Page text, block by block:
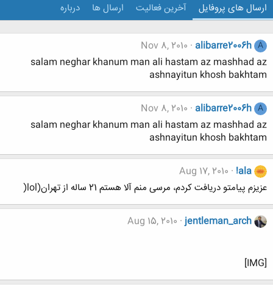
ارسال های پروفایل آخرین فعالیت ارسال ها درباره
A
alibarre2006h
Nov 8, 2010
salam neghar khanum man ali hastam az mashhad az
ashnayitun khosh bakhtam
A
alibarre2006h
Nov 8, 2010
salam neghar khanum man ali hastam az mashhad az
ashnayitun khosh bakhtam
!ala
Aug 17, 2010
عزیزم پیامتو دریافت کردم، مرسی منم آلا هستم 21 ساله از تهران(lol(
jentleman_arch
Aug 15, 2010
[IMG]